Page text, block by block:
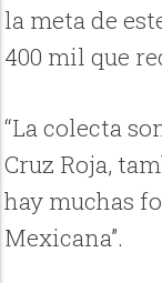
la meta de
400 mil que
“La colecta
Cruz Roja,
hay muchas
Mexicana”.